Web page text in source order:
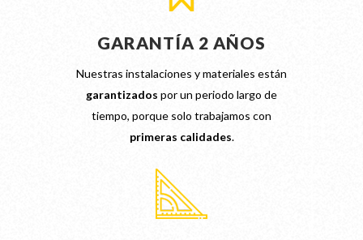
GARANTÍA 2 AÑOS
Nuestras instalaciones y materiales están
garantizados por un periodo largo de
tiempo, porque solo trabajamos con
primeras calidades.